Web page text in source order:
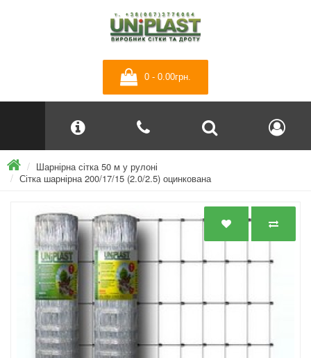
0 - 0.00грн.
Шарнірна сітка 50 м у рулоні
Сітка шарнірна 200/17/15 (2.0/2.5) оцинкована